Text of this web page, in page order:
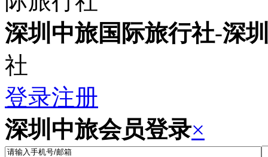
深圳中旅国际旅行社-深
社
登录注册
深圳中旅会员登录×